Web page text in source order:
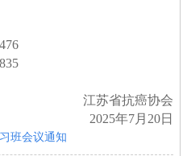
江苏省抗癌协会
2025年7月20日
班会议通知